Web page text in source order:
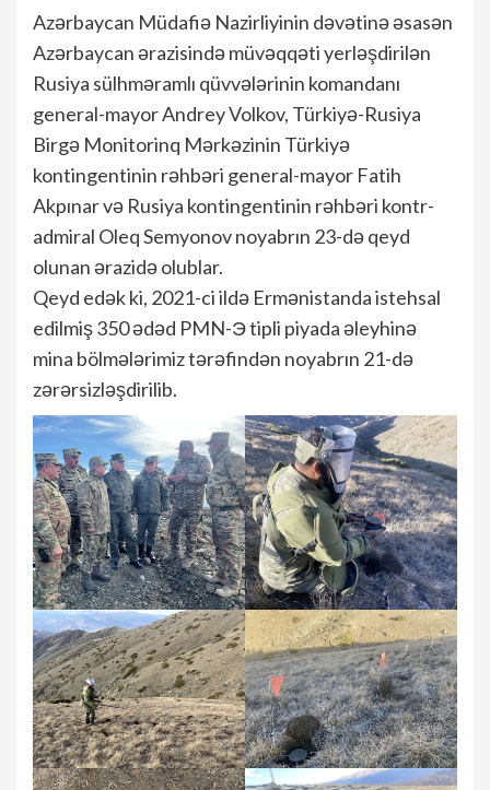
Azərbaycan Müdafiə Nazirliyinin dəvətinə əsasən
Azərbaycan ərazisində müvəqqəti yerləşdirilən
Rusiya sülhməramlı qüvvələrinin komandanı
general-mayor Andrey Volkov, Türkiyə-Rusiya
Birgə Monitorinq Mərkəzinin Türkiyə
kontingentinin rəhbəri general-mayor Fatih
Akpınar və Rusiya kontingentinin rəhbəri kontr-
admiral Oleq Semyonov noyabrın 23-də qeyd
olunan ərazidə olublar.
Qeyd edək ki, 2021-ci ildə Ermənistanda istehsal
edilmiş 350 ədəd PMN-Э tipli piyada əleyhinə
mina bölmələrimiz tərəfindən noyabrın 21-də
zərərsizləşdirilib.